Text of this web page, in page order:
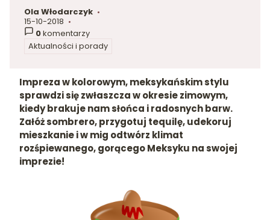
autor:
Ola Włodarczyk
dodano:
15-10-2018
0komentarzy
w kategorii
Aktualności i porady
Impreza w kolorowym, meksykańskim stylu
sprawdzi się zwłaszcza w okresie zimowym,
kiedy brakuje nam słońca i radosnych barw.
Załóż sombrero, przygotuj tequilę, udekoruj
mieszkanie i w mig odtwórz klimat
rozśpiewanego, gorącego Meksyku na swojej
imprezie!